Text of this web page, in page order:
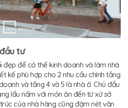
tư
đẹp để có thể kinh doanh và làm nhà
kế phù hợp cho 2 nhu cầu chính tầng
và tầng 4 và 5 là nhà ở. Chủ đầu
lẩu nấm với món ăn đến từ xứ sở
của nhà hàng cũng đậm nét văn